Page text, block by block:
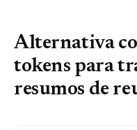
Alternativa
tokens para
resumos de